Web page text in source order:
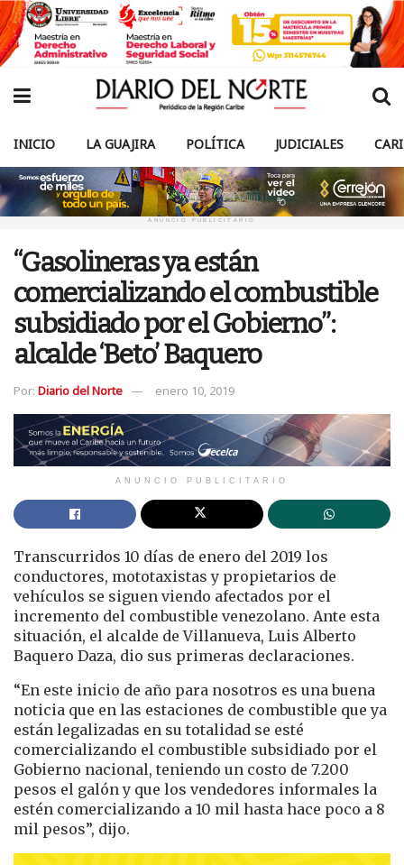
INICIO LA GUAJIRA POLÍTICA JUDICIALES
ANUNCIO PUBLICITARIO
“Gasolineras ya están
comercializando el combustible
subsidiado por el Gobierno”:
alcalde ‘Beto’ Baquero
Por: Diario del Norte enero 10, 2019
ANUNCIO PUBLICITARIO
Transcurridos 10 días de enero del 2019 los
conductores, mototaxistas y propietarios de
vehículos se siguen viendo afectados por el
incremento del combustible venezolano. Ante esta
situación, el alcalde de Villanueva, Luis Alberto
Baquero Daza, dio sus primeras declaraciones.
“En este inicio de año para nosotros es una buena
noticia que en las estaciones de combustible que ya
están legalizadas en su totalidad se esté
comercializando el combustible subsidiado por el
Gobierno nacional, teniendo un costo de 7.200
pesos el galón y que los vendedores informales la
estén comercializando a 10 mil hasta hace poco a 8
mil pesos”, dijo.